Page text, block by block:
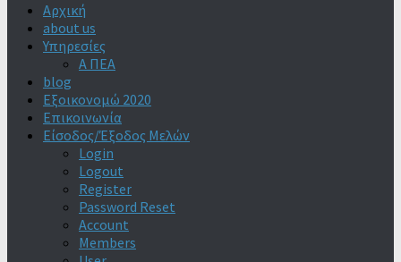
Αρχική
about us
Υπηρεσίες
Α ΠΕΑ
blog
Εξοικονομώ 2020
Επικοινωνία
Είσοδος/Έξοδος Μελών
Login
Logout
Register
Password Reset
Account
Members